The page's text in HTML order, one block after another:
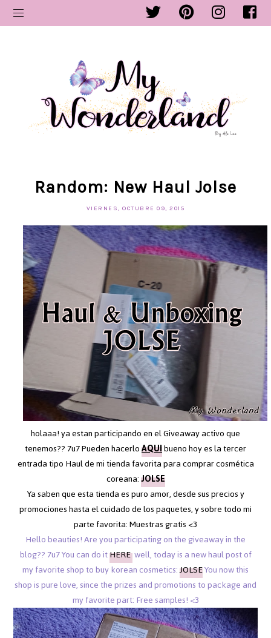
Random: New Haul Jolse
VIERNES, OCTUBRE 09, 2015
holaaa! ya estan participando en el Giveaway activo que
tenemos?? 7u7 Pueden hacerloAQUIbueno hoy es la tercer
entrada tipo Haul de mi tienda favorita para comprar cosmética
coreana:JOLSE
Ya saben que esta tienda es puro amor, desde sus precios y
promociones hasta el cuidado de los paquetes, y sobre todo mi
parte favorita: Muestras gratis <3
Hello beauties! Are you participating on the giveaway in the
blog?? 7u7 You can do itHEREwell, today is a new haul post of
my favorite shop to buy korean cosmetics:JOLSEYou now this
shop is pure love, since the prizes and promotions to package and
my favorite part: Free samples! <3